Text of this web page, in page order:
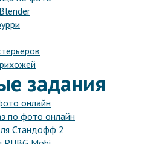
задания
онлайн
по фото онлайн
Стандофф 2